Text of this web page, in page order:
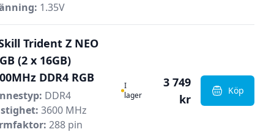
1.35V
Trident Z NEO
(2 x 16GB)
DDR4 RGB
DDR4
3600 MHz
288 pin
I Lager
I
lager
3 749
kr
Köp
, G.Skill